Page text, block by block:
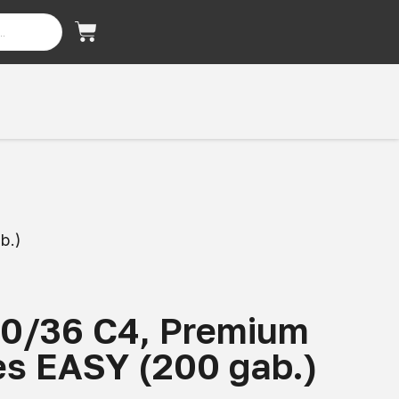
36 C4, Premium
EASY (200 gab.)